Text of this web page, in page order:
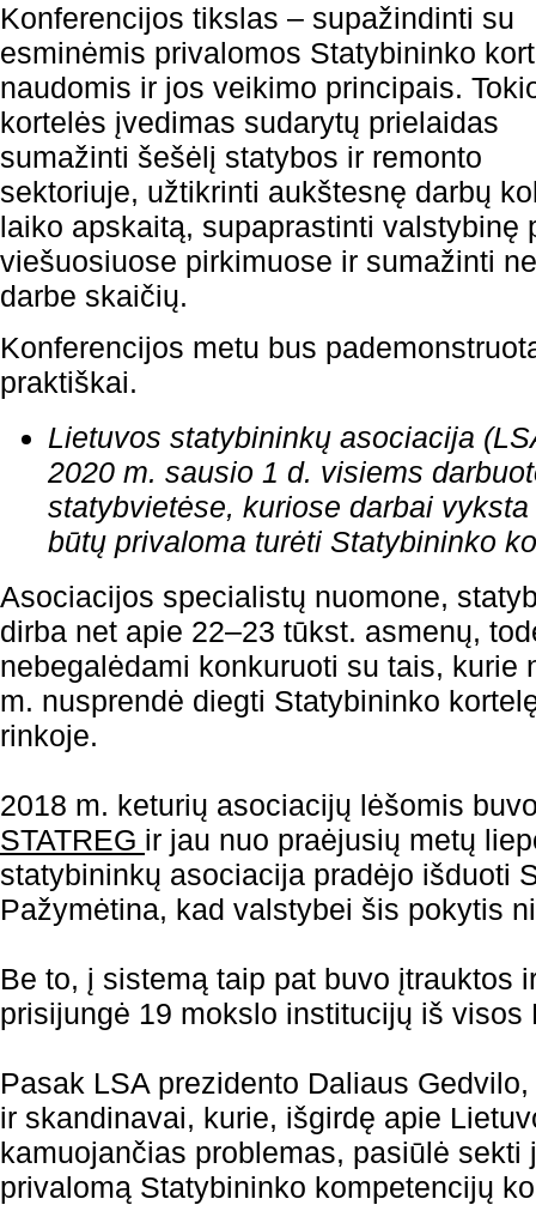
Konferencijos tikslas – supažindinti su
esminėmis privalomos Statybininko
naudomis ir jos veikimo principais.
kortelės įvedimas sudarytų prielaidas
sumažinti šešėlį statybos ir remonto
sektoriuje, užtikrinti aukštesnę darbų
laiko apskaitą, supaprastinti valstybinę
viešuosiuose pirkimuose ir sumažinti
darbe skaičių.
Konferencijos metu bus
praktiškai.
Lietuvos statybininkų asociacija
2020 m. sausio 1 d. visiems
statybvietėse, kuriose darbai
būtų privaloma turėti Statybininko
Asociacijos specialistų nuomone,
dirba net apie 22–23 tūkst. asmenų,
nebegalėdami konkuruoti su tais, kurie
m. nusprendė diegti Statybininko
rinkoje.
2018 m. keturių asociacijų lėšomis
STATREG ir jau nuo praėjusių metų
statybininkų asociacija pradėjo išduoti
Pažymėtina, kad valstybei šis pokytis
Be to, į sistemą taip pat buvo įtrauktos
prisijungė 19 mokslo institucijų iš visos
Pasak LSA prezidento Daliaus
ir skandinavai, kurie, išgirdę apie
kamuojančias problemas, pasiūlė sekti
privalomą Statybininko kompetencijų